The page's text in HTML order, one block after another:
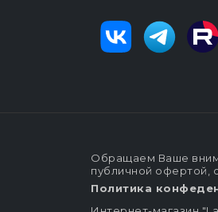
Обращаем Ваше
публичной офертой,
Политика